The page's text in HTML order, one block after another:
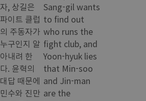
자, 상길은
파이트 클럽
의 주동자가
누구인지 알
아내려 한
다. 윤혁의
대답 때문에
민수와 진만
Sang-gil wants
to find out
who runs the
fight club, and
Yoon-hyuk lies
that Min-soo
and Jin-man
are the